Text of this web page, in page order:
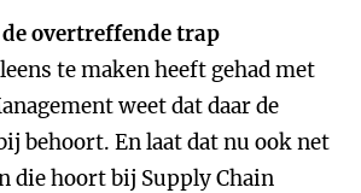
de overtreffende trap
te maken heeft gehad met
weet dat daar de
behoort. En laat dat nu ook net
die hoort bij Supply Chain